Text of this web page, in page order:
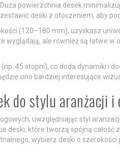
powierzchnia desek
deski z otoczeniem, aby
(120–180 mm), uzyskasz
wyglądają, ale również są łatwe w
45 stopni), co doda dynamiki i
ono bardziej interesujące
do stylu aranżacji
uwzględniając styl
deski, które tworzą spójną całość
wybierz deski o szerokości